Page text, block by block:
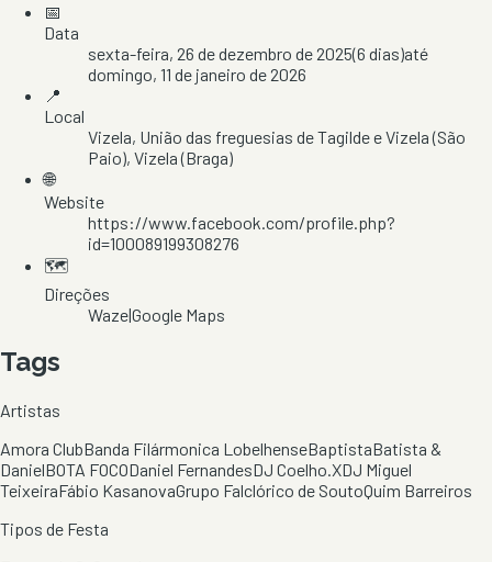
📅
Data
sexta-feira, 26 de dezembro de 2025(6 dias)até
domingo, 11 de janeiro de 2026
📍
Local
Vizela, União das freguesias de Tagilde e Vizela (São
Paio), Vizela(Braga)
🌐
Website
https://www.facebook.com/profile.php?
id=100089199308276
🗺️
Direções
Waze|Google Maps
Tags
Artistas
Amora ClubBanda Filármonica LobelhenseBaptistaBatista &
DanielBOTA FOCODaniel FernandesDJ Coelho.XDJ Miguel
TeixeiraFábio KasanovaGrupo Falclórico de SoutoQuim Barreiros
Tipos de Festa